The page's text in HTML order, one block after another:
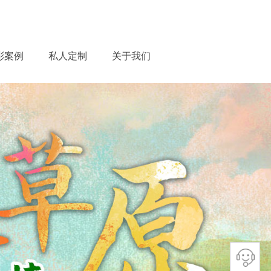
案例 私人定制 关于我们